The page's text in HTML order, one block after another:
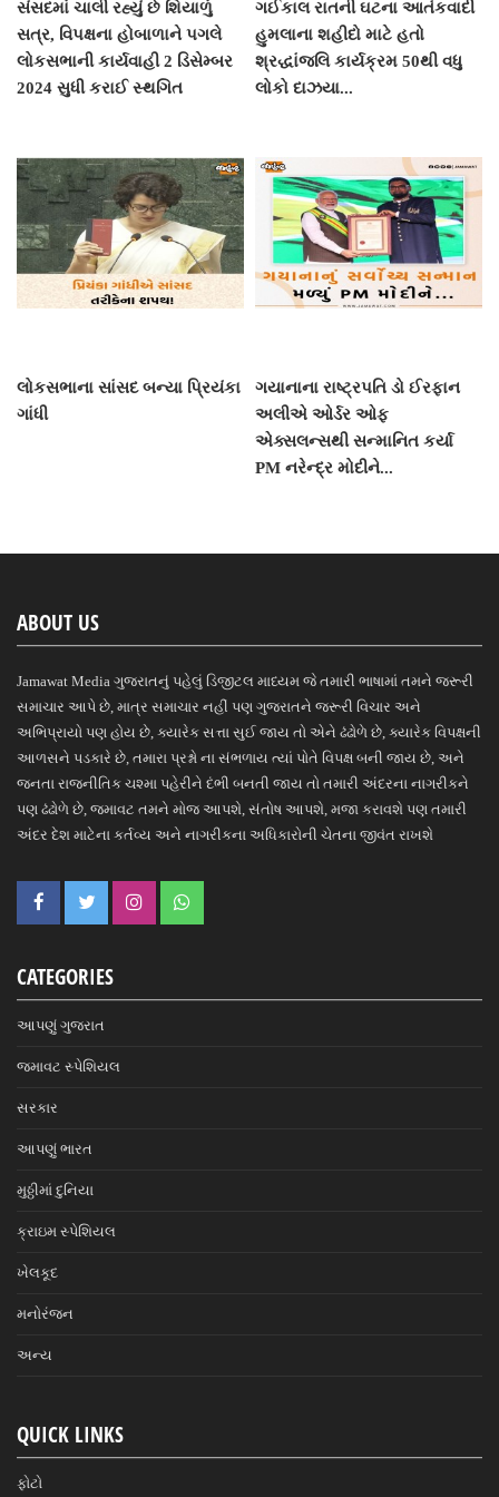
સંસદમાં ચાલી રહ્યું છે શિયાળું
સત્ર, વિપક્ષના હોબાળાને પગલે
લોકસભાની કાર્યવાહી 2 ડિસેમ્બર
2024 સુધી કરાઈ સ્થગિત
ગઈકાલ રાતની ઘટના આતંકવાદી
હુમલાના શહીદો માટે હતો
શ્રદ્ધાંજલિ કાર્યક્રમ 50થી વધુ
લોકો દાઝયા...
લોકસભાના સાંસદ બન્યા પ્રિયંકા
ગાંધી
ગયાનાના રાષ્ટ્રપતિ ડો ઈરફાન
અલીએ ઓર્ડર ઓફ
એક્સલન્સથી સન્માનિત કર્યા
PM નરેન્દ્ર મોદીને...
ABOUT US
Jamawat Media ગુજરાતનું પહેલું ડિજીટલ માધ્યમ જે તમારી ભાષામાં તમને જરૂરી
સમાચાર આપે છે, માત્ર સમાચાર નહીં પણ ગુજરાતને જરૂરી વિચાર અને
અભિપ્રાયો પણ હોય છે, ક્યારેક સત્તા સુઈ જાય તો એને ઢંઢોળે છે, ક્યારેક વિપક્ષની
આળસને પડકારે છે, તમારા પ્રશ્નો ના સંભળાય ત્યાં પોતે વિપક્ષ બની જાય છે, અને
જનતા રાજનીતિક ચશ્મા પહેરીને દંભી બનતી જાય તો તમારી અંદરના નાગરીકને
પણ ઢંઢોળે છે, જમાવટ તમને મોજ આપશે, સંતોષ આપશે, મજા કરાવશે પણ તમારી
અંદર દેશ માટેના કર્તવ્ય અને નાગરીકના અધિકારોની ચેતના જીવંત રાખશે
CATEGORIES
આપણું ગુજરાત
જમાવટ સ્પેશિયલ
સરકાર
આપણું ભારત
મુઠ્ઠીમાં દુનિયા
ક્રાઇમ સ્પેશિયલ
ખેલકૂદ
મનોરંજન
અન્ય
QUICK LINKS
ફોટો